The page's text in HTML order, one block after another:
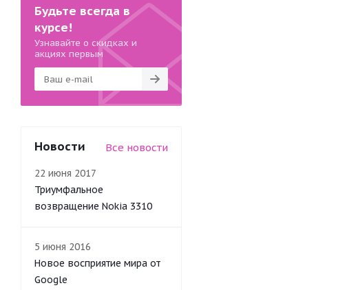
Будьте всегда в
курсе!
Узнавайте о скидках и
акциях первым
Новости Все новости
22 июня 2017
Триумфальное
возвращение Nokia 3310
5 июня 2016
Новое восприятие мира от
Google